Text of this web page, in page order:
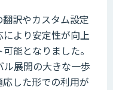
訳やカスタム設定
より安定性が向上
能となりました。
展開の大きな一歩
した形での利用が